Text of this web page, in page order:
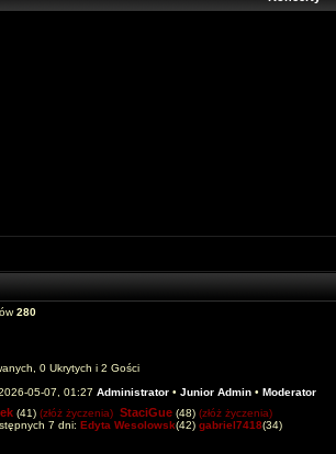
280
0 Ukrytych i 2 Gości
05-07, 01:27 Administrator • Junior Admin • Moderator
(41) (złóż życzenia) StaciGue (48) (złóż życzenia)
7 dni: Edyta Wesolowsk(42) gabriel7418(34)